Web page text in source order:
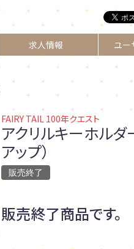
求人情報 ユー
FAIRY TAIL 100年クエスト
アクリルキーホルダ
アップ）
販売終了
販売終了商品です。